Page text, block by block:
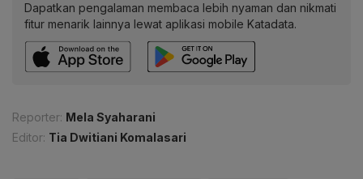
Dapatkan pengalaman membaca lebih nyaman dan nikmati
fitur menarik lainnya lewat aplikasi mobile Katadata.
Reporter: Mela Syaharani
Editor: Tia Dwitiani Komalasari